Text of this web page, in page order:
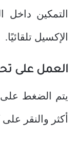
التمكين داخل
الإكسيل تلقائيًا.
العمل على
يتم الضغط على
أكثر والنقر